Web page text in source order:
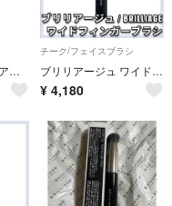
BRILLIAGE ブリリアージュ フィンガーブラシ
チーク/フェイスブラシ
ブリリアージュ ワイドフィンガーブラシ カモフラージュ コンシーラーチーク
¥ 4,180